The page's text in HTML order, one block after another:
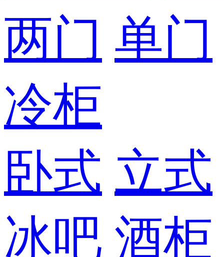
两门 单门
冷柜
卧式 立式
冰吧 酒柜